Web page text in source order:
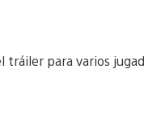
tráiler para varios